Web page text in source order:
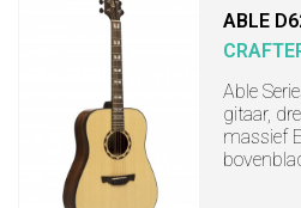
ABLE
Able
gitaar,
massief